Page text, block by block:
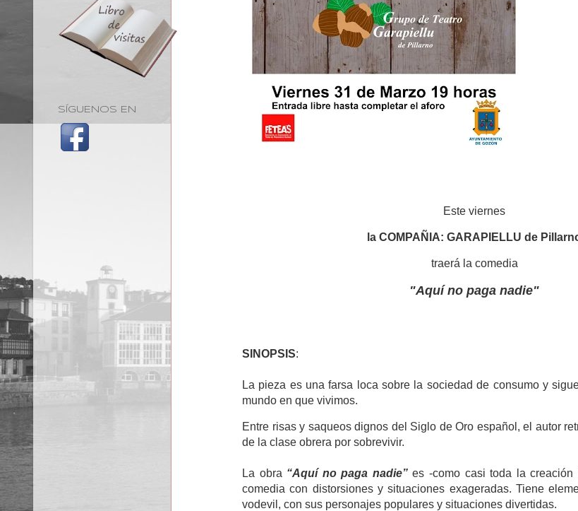
Este viernes
la COMPAÑIA: GARAPIELLU de
traerá la comedia
"Aquí no paga nadie"
SINOPSIS:
La pieza es una farsa loca sobre la sociedad de consumo y
mundo en que vivimos.
Entre risas y saqueos dignos del Siglo de Oro español, el autor
de la clase obrera por sobrevivir.
La obra “Aquí no paga nadie” es -como casi toda la
comedia con distorsiones y situaciones exageradas. Tiene
vodevil, con sus personajes populares y situaciones divertidas.
SÍGUENOS EN